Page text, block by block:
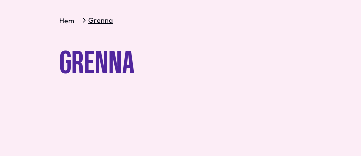
Hem Grenna
GRENNA